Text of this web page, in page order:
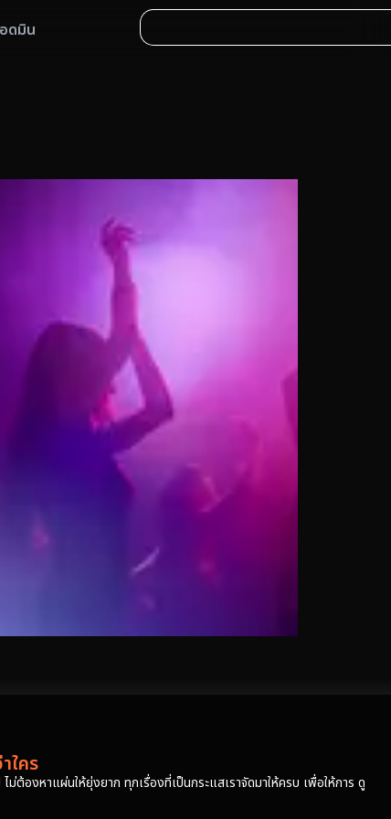
ดมิน
ใคร
ต้องหาแผ่นให้ยุ่งยาก ทุกเรื่องที่เป็นกระแสเราจัดมาให้ครบ เพื่อให้การ ดู